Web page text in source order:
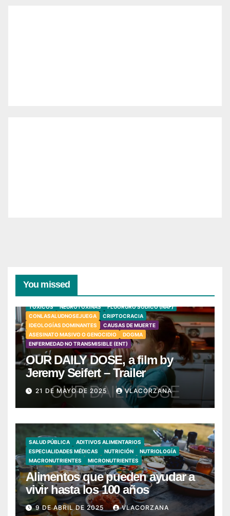
You missed
TÓXICOS NEUROTOXINAS
FLUORURO SÓDICO (NAF)
CONLASALUDNOSEJUEGA
CRIPTOCRACIA
IDEOLOGÍAS DOMINANTES
CAUSAS DE MUERTE
ASESINATO MASIVO O GENOCIDIO
DOGMA
ENFERMEDAD NO TRANSMISIBLE (ENT)
OUR DAILY DOSE, a film by
Jeremy Seifert – Trailer
21 DE MAYO DE 2025 VLACORZANA
SALUD PÚBLICA
ADITIVOS ALIMENTARIOS
ESPECIALIDADES MÉDICAS
NUTRICIÓN
NUTRIOLOGÍA
MACRONUTRIENTES
MICRONUTRIENTES
Alimentos que pueden ayudar a
vivir hasta los 100 años
9 DE ABRIL DE 2025 VLACORZANA